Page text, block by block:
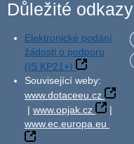
Důležité odkazy
Elektronické podání
žádosti o podporu
(IS KP21+)
Související weby:
www.dotaceeu.cz
| www.opjak.cz
|
www.ec.europa.eu